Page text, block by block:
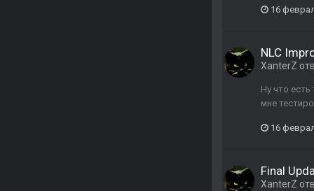
16
NLC
XanterZ
Ну что
мне
16
Final
XanterZ